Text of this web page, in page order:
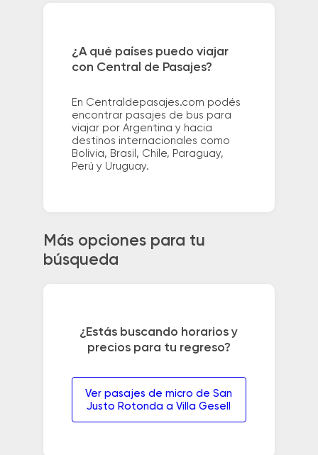
¿A qué países puedo viajar
con Central de Pasajes?
En Centraldepasajes.com podés
encontrar pasajes de bus para
viajar por Argentina y hacia
destinos internacionales como
Bolivia, Brasil, Chile, Paraguay,
Perú y Uruguay.
Más opciones para tu
búsqueda
¿Estás buscando horarios y
precios para tu regreso?
Ver pasajes de micro de San
Justo Rotonda a Villa Gesell